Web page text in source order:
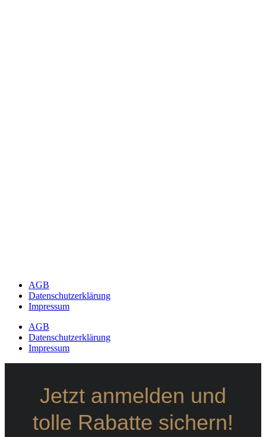
AGB
Datenschutzerklärung
Impressum
AGB
Datenschutzerklärung
Impressum
Jetzt anmelden und
tolle Rabatte sichern!